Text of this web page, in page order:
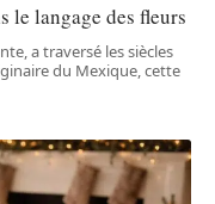
le langage des fleurs
a traversé les siècles
du Mexique, cette